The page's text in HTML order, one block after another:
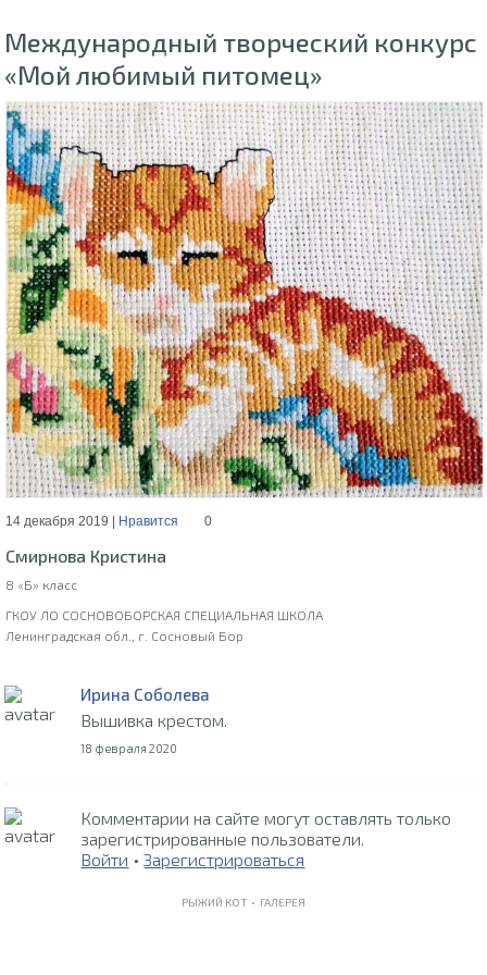
Международный творческий конкурс
«Мой любимый питомец»
14 декабря 2019 | Нравится 0
Смирнова Кристина
8 «Б» класс
ГКОУ ЛО СОСНОВОБОРСКАЯ СПЕЦИАЛЬНАЯ ШКОЛА
Ленинградская обл., г. Сосновый Бор
Ирина Соболева
Вышивка крестом.
18 февраля 2020
Комментарии на сайте могут оставлять только
зарегистрированные пользователи.
Войти •Зарегистрироваться
РЫЖИЙ КОТ • ГАЛЕРЕЯ